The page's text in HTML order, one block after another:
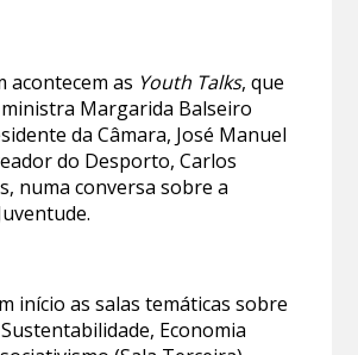
acontecem as Youth Talks, que
Margarida Balseiro
da Câmara, José Manuel
do Desporto, Carlos
numa conversa sobre a
início as salas temáticas sobre
Economia